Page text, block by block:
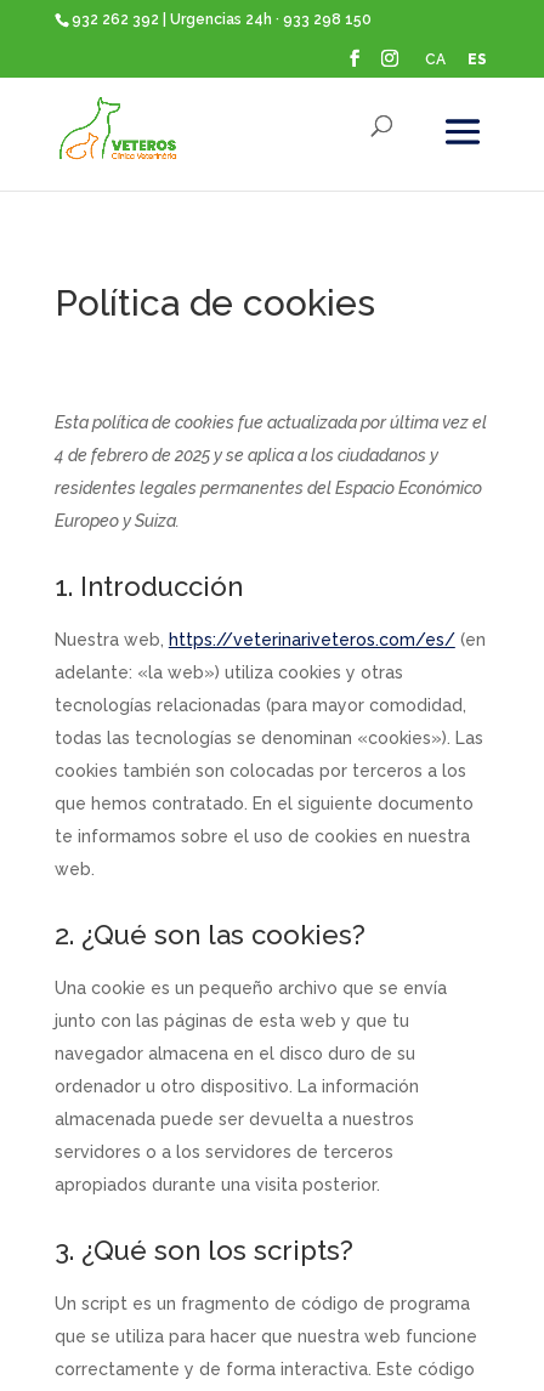
932 262 392 | Urgencias 24h · 933 298 150
CA ES
Política de cookies
Esta política de cookies fue actualizada por última vez el
4 de febrero de 2025 y se aplica a los ciudadanos y
residentes legales permanentes del Espacio Económico
Europeo y Suiza.
1. Introducción
Nuestra web, https://veterinariveteros.com/es/(en
adelante: «la web») utiliza cookies y otras
tecnologías relacionadas (para mayor comodidad,
todas las tecnologías se denominan «cookies»). Las
cookies también son colocadas por terceros a los
que hemos contratado. En el siguiente documento
te informamos sobre el uso de cookies en nuestra
web.
2. ¿Qué son las cookies?
Una cookie es un pequeño archivo que se envía
junto con las páginas de esta web y que tu
navegador almacena en el disco duro de su
ordenador u otro dispositivo. La información
almacenada puede ser devuelta a nuestros
servidores o a los servidores de terceros
apropiados durante una visita posterior.
3. ¿Qué son los scripts?
Un script es un fragmento de código de programa
que se utiliza para hacer que nuestra web funcione
correctamente y de forma interactiva. Este código